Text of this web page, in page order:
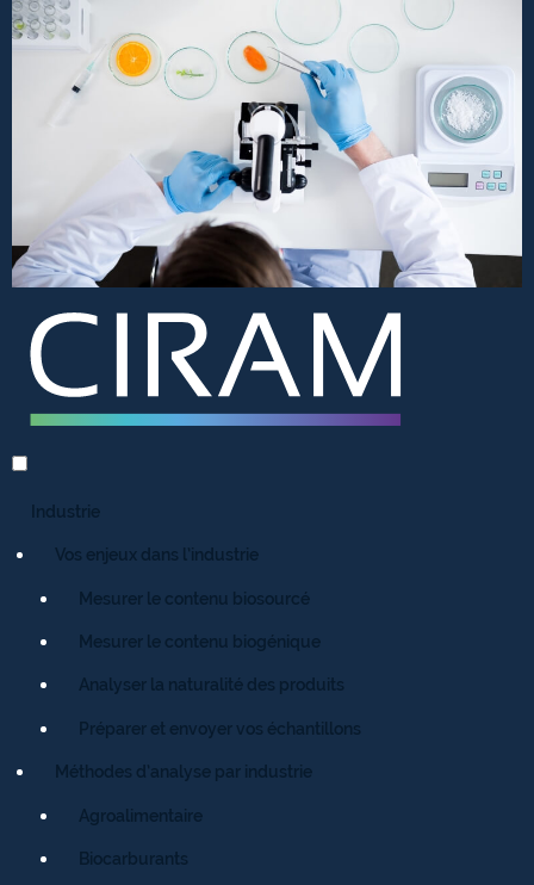
Industrie
Vos enjeux dans l’industrie
Mesurer le contenu biosourcé
Mesurer le contenu biogénique
Analyser la naturalité des produits
Préparer et envoyer vos échantillons
Méthodes d’analyse par industrie
Agroalimentaire
Biocarburants